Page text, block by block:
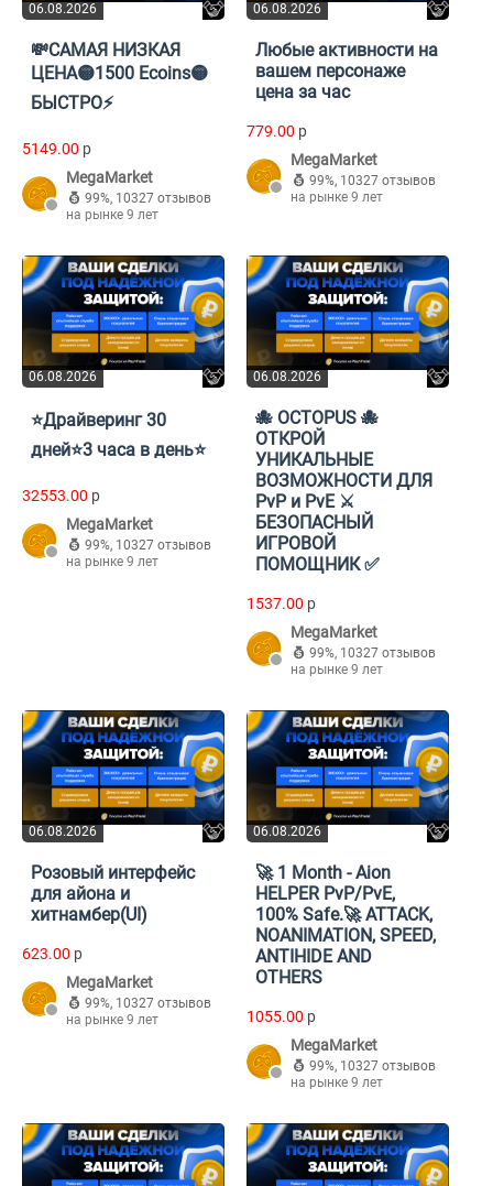
06.08.2026
💸САМАЯ НИЗКАЯ
ЦЕНА🟡1500 Ecoins🟡
БЫСТРО⚡️
5149.00 p
MegaMarket
99%, 10327 отзывов
на рынке 9 лет
06.08.2026
Любые активности на
вашем персонаже
цена за час
779.00 p
MegaMarket
99%, 10327 отзывов
на рынке 9 лет
06.08.2026
⭐Драйверинг 30
дней⭐3 часа в день⭐
32553.00 p
MegaMarket
99%, 10327 отзывов
на рынке 9 лет
06.08.2026
🐙 OCTOPUS 🐙
ОТКРОЙ
УНИКАЛЬНЫЕ
ВОЗМОЖНОСТИ ДЛЯ
PvP и PvE ⚔️
БЕЗОПАСНЫЙ
ИГРОВОЙ
ПОМОЩНИК ✅
1537.00 p
MegaMarket
99%, 10327 отзывов
на рынке 9 лет
06.08.2026
Розовый интерфейс
для айона и
хитнамбер(UI)
623.00 p
MegaMarket
99%, 10327 отзывов
на рынке 9 лет
06.08.2026
🚀 1 Month - Aion
HELPER PvP/PvE,
100% Safe.🚀 ATTACK,
NOANIMATION, SPEED,
ANTIHIDE AND
OTHERS
1055.00 p
MegaMarket
99%, 10327 отзывов
на рынке 9 лет